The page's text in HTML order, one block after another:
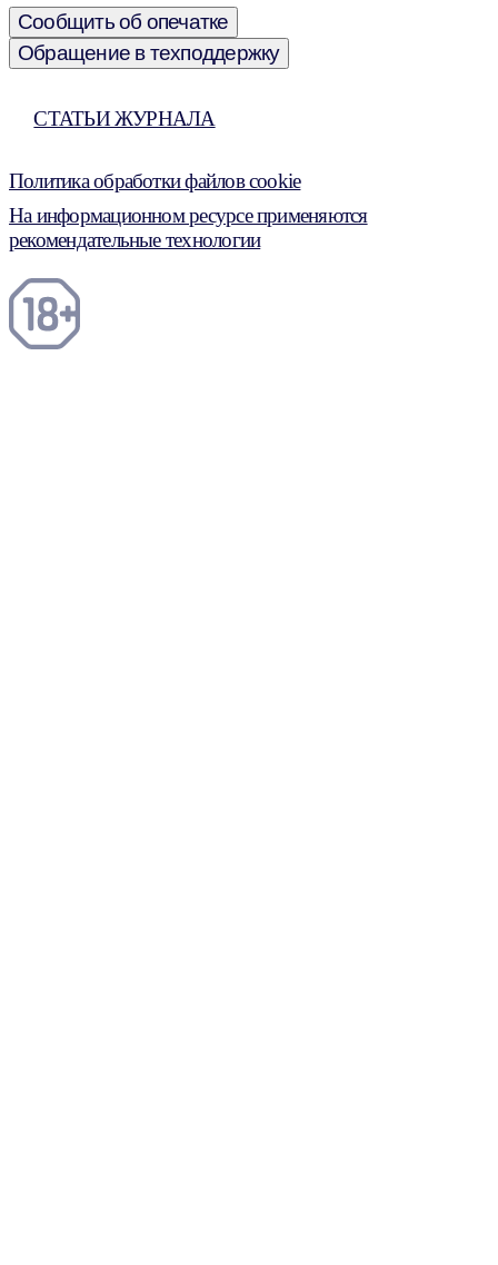
Сообщить об опечатке
Обращение в техподдержку
СТАТЬИ ЖУРНАЛА
Политика обработки файлов cookie
На информационном ресурсе применяются
рекомендательные технологии